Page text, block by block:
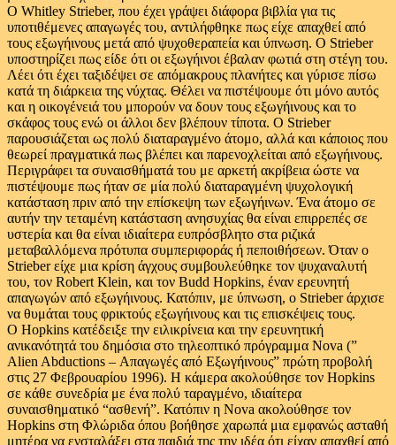
Ο Whitley Strieber, που έχει γράψει διάφορα βιβλία για τις
υποτιθέμενες απαγωγές του, αντιλήφθηκε πως είχε απαχθεί από
τους εξωγήινους μετά από ψυχοθεραπεία και ύπνωση. Ο Strieber
υποστηρίζει πως είδε ότι οι εξωγήινοι έβαλαν φωτιά στη στέγη του.
Λέει ότι έχει ταξιδέψει σε απόμακρους πλανήτες και γύρισε πίσω
κατά τη διάρκεια της νύχτας. Θέλει να πιστέψουμε ότι μόνο αυτός
και η οικογένειά του μπορούν να δουν τους εξωγήινους και το
σκάφος τους ενώ οι άλλοι δεν βλέπουν τίποτα. Ο Strieber
παρουσιάζεται ως πολύ διαταραγμένο άτομο, αλλά και κάποιος που
θεωρεί πραγματικά πως βλέπει και παρενοχλείται από εξωγήινους.
Περιγράφει τα συναισθήματά του με αρκετή ακρίβεια ώστε να
πιστέψουμε πως ήταν σε μία πολύ διαταραγμένη ψυχολογική
κατάσταση πριν από την επίσκεψη των εξωγήινων. Ένα άτομο σε
αυτήν την τεταμένη κατάσταση ανησυχίας θα είναι επιρρεπές σε
υστερία και θα είναι ιδιαίτερα ευπρόσβλητο στα ριζικά
μεταβαλλόμενα πρότυπα συμπεριφοράς ή πεποιθήσεων. Όταν ο
Strieber είχε μια κρίση άγχους συμβουλεύθηκε τον ψυχαναλυτή
του, τον Robert Klein, και τον Budd Hopkins, έναν ερευνητή
απαγωγών από εξωγήινους. Κατόπιν, με ύπνωση, ο Strieber άρχισε
να θυμάται τους φρικτούς εξωγήινους και τις επισκέψεις τους.
Ο Hopkins κατέδειξε την ειλικρίνεια και την ερευνητική
ανικανότητά του δημόσια στο τηλεοπτικό πρόγραμμα Nova (”
Alien Abductions – Απαγωγές από Εξωγήινους” πρώτη προβολή
στις 27 Φεβρουαρίου 1996). Η κάμερα ακολούθησε τον Hopkins
σε κάθε συνεδρία με ένα πολύ ταραγμένο, ιδιαίτερα
συναισθηματικό “ασθενή”. Κατόπιν η Nova ακολούθησε τον
Hopkins στη Φλώριδα όπου βοήθησε χαρωπά μια εμφανώς ασταθή
μητέρα να ενσταλάξει στα παιδιά της την ιδέα ότι είχαν απαχθεί από